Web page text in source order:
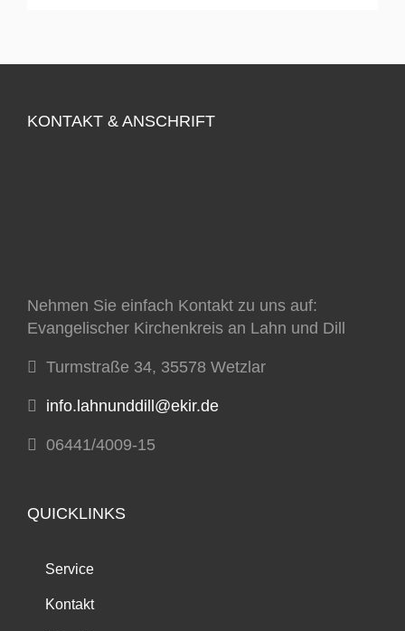
KONTAKT & ANSCHRIFT
Nehmen Sie einfach Kontakt zu uns auf:
Evangelischer Kirchenkreis an Lahn und Dill
Turmstraße 34, 35578 Wetzlar
info.lahnunddill@ekir.de
06441/4009-15
QUICKLINKS
Service
Kontakt